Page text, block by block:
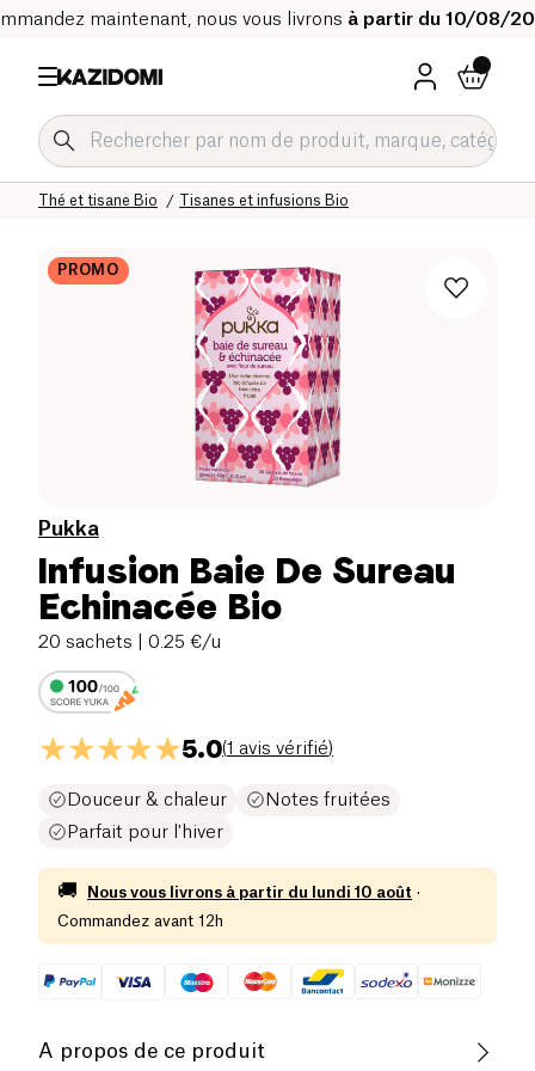
maintenant, nous vous livrons à partir du 10/08/
Tisanes et infusions Bio
Thé et tisane Bio
Boissons Bio
Notre catalogue bio
Accueil
PROMO
Pukka
Infusion Baie De Sureau
Echinacée Bio
20 sachets | 0.25 €/u
5.0(1 avis vérifié)
Douceur & chaleur
Notes fruitées
Parfait pour l'hiver
🚚 Nous vous livrons à partir du lundi 10 août ·
Commandez avant 12h
A propos de ce produit